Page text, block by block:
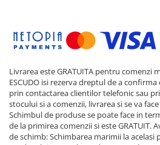
Livrarea este GRATUITA pentru comenzi
ESCUDO isi rezerva dreptul de a
prin contactarea clientilor telefonic sau
stocului si a comenzii, livrarea si se va
Schimbul de produse se poate face in
de la primirea comenzii si este GRATUIT.
de schimb: Schimbarea marimii la acelasi